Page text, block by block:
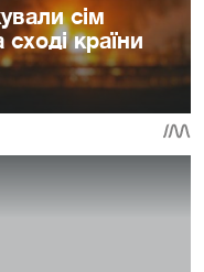
сім
країни